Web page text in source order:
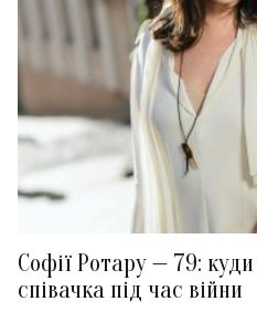
Софії Ротару — 79:
співачка під час війни